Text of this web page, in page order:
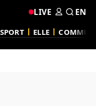
SPORT ELLE
LIVE EN